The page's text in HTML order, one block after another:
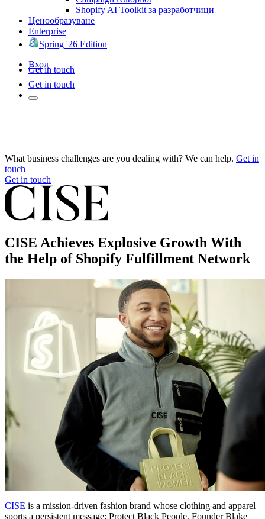
Shopify AI Toolkit за разработчици
Ценообразуване
Enterprise
Spring '26 Edition
Вход
Get in touch
Get in touch
What business challenges are you dealing with? We can help. Get in
touch
Get in touch
CISE Achieves Explosive Growth With
the Help of Shopify Fulfillment Network
CISE is a mission-driven fashion brand whose clothing and apparel
sports a persistent message: Protect Black People. Founder Blake